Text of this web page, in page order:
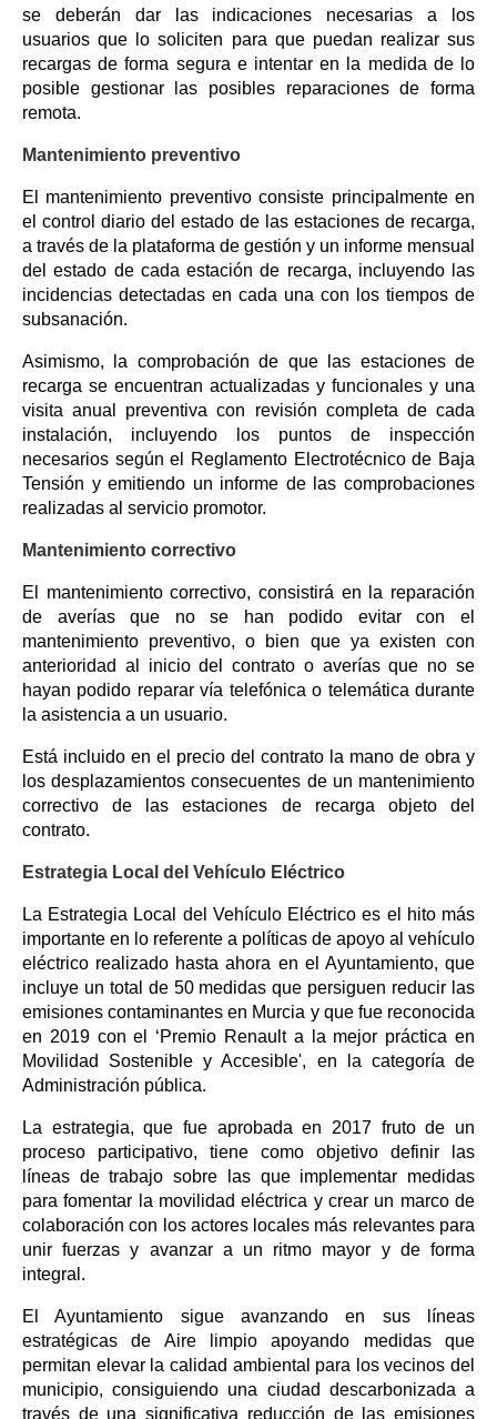
se deberán dar las indicaciones necesarias a los
usuarios que lo soliciten para que puedan realizar sus
recargas de forma segura e intentar en la medida de lo
posible gestionar las posibles reparaciones de forma
remota.
Mantenimiento preventivo
El mantenimiento preventivo consiste principalmente en
el control diario del estado de las estaciones de recarga,
a través de la plataforma de gestión y un informe mensual
del estado de cada estación de recarga, incluyendo las
incidencias detectadas en cada una con los tiempos de
subsanación.
Asimismo, la comprobación de que las estaciones de
recarga se encuentran actualizadas y funcionales y una
visita anual preventiva con revisión completa de cada
instalación, incluyendo los puntos de inspección
necesarios según el Reglamento Electrotécnico de Baja
Tensión y emitiendo un informe de las comprobaciones
realizadas al servicio promotor.
Mantenimiento correctivo
El mantenimiento correctivo, consistirá en la reparación
de averías que no se han podido evitar con el
mantenimiento preventivo, o bien que ya existen con
anterioridad al inicio del contrato o averías que no se
hayan podido reparar vía telefónica o telemática durante
la asistencia a un usuario.
Está incluido en el precio del contrato la mano de obra y
los desplazamientos consecuentes de un mantenimiento
correctivo de las estaciones de recarga objeto del
contrato.
Estrategia Local del Vehículo Eléctrico
La Estrategia Local del Vehículo Eléctrico es el hito más
importante en lo referente a políticas de apoyo al vehículo
eléctrico realizado hasta ahora en el Ayuntamiento, que
incluye un total de 50 medidas que persiguen reducir las
emisiones contaminantes en Murcia y que fue reconocida
en 2019 con el ‘Premio Renault a la mejor práctica en
Movilidad Sostenible y Accesible', en la categoría de
Administración pública.
La estrategia, que fue aprobada en 2017 fruto de un
proceso participativo, tiene como objetivo definir las
líneas de trabajo sobre las que implementar medidas
para fomentar la movilidad eléctrica y crear un marco de
colaboración con los actores locales más relevantes para
unir fuerzas y avanzar a un ritmo mayor y de forma
integral.
El Ayuntamiento sigue avanzando en sus líneas
estratégicas de Aire limpio apoyando medidas que
permitan elevar la calidad ambiental para los vecinos del
municipio, consiguiendo una ciudad descarbonizada a
través de una significativa reducción de las emisiones